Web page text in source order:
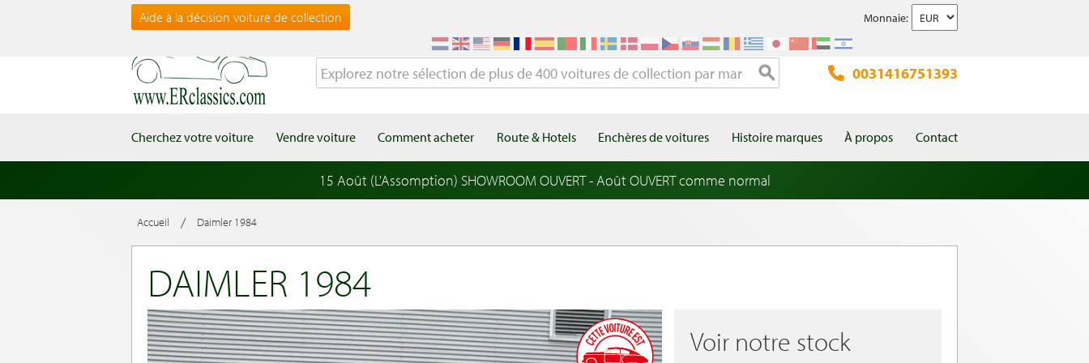
Aide à la décision voiture de collection Monnaie:
0031416751393
Cherchez votre voiture Vendre voiture Comment acheter Route & Hotels Enchères de voitures Histoire marques À propos Contact
15 Août (L'Assomption) SHOWROOM OUVERT - Août OUVERT comme normal
Accueil / Daimler 1984
DAIMLER 1984
Voir notre stock